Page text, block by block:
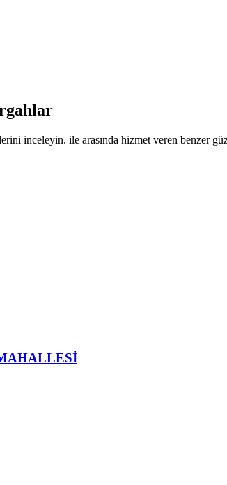
inceleyin. ile arasında hizmet veren benzer